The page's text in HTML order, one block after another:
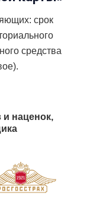
срок
средства
и наценок,